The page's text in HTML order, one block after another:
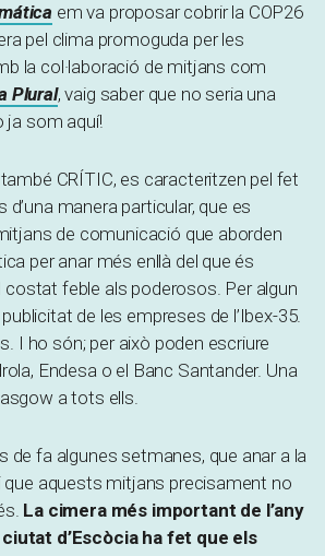
em va proposar cobrir la COP26
pel clima promoguda per les
la col·laboració de mitjans com
Plural, vaig saber que no seria una
ja som aquí!
també CRÍTIC, es caracteritzen pel fet
d’una manera particular, que es
de comunicació que aborden
per anar més enllà del que és
costat feble als poderosos. Per algun
de les empreses de l’Ibex-35.
I ho són; per això poden escriure
Endesa o el Banc Santander. Una
a tots ells.
de fa algunes setmanes, que anar a la
que aquests mitjans precisament no
La cimera més important de l’any
d’Escòcia ha fet que els